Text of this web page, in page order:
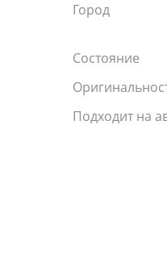
Город
Состояние
Подходит на